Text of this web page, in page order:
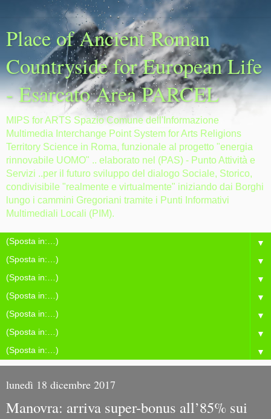
Place of Ancient Roman
Countryside for European Life
- Esarcato Area PARCEL
MIPS for ARTS Spazio Comune dell'Informazione
Multimedia Interchange Point System for Arts Religions
Territory Science in Roma, funzionale al progetto "energia
rinnovabile UOMO" .. elaborato nel (PAS) - Punto Attività e
Servizi ..per il futuro sviluppo del dialogo Sociale, Storico,
condivisibile "realmente e virtualmente" iniziando dai Borghi
lungo i cammini Gregoriani tramite i Punti Informativi
Multimediali Locali (PIM).
▼
▼
▼
▼
▼
▼
▼
lunedì 18 dicembre 2017
Manovra: arriva super-bonus all’85% sui